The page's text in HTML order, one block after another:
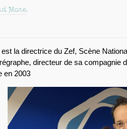
More
est la directrice du Zef, Scène
directeur de sa compagnie
en 2003